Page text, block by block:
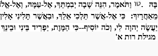
בָּהּ
.טו וַתֹּאמֶר, הִנֵּה שָׁבָה יְבִמְתֵּךְ, אֶל-עַמָּהּ, וְאֶל-
מֵאַחֲרָיִךְ: כִּי אֶל-אֲשֶׁר תֵּלְכִי אֵלֵךְ, וּבַאֲשֶׁר תָּלִינִי
יַעֲשֶׂה יְהוָה לִי, וְכֹה יוֹסִיף--כִּי הַמָּוֶת, יַפְרִיד בֵּינִי וּבֵינֵךְ
מגילת רות א'